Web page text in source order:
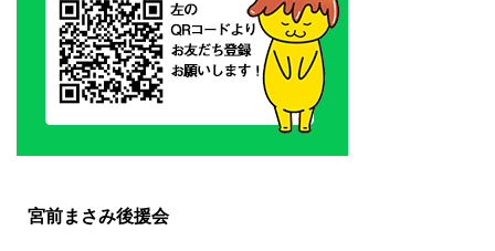
宮前まさみ後援会